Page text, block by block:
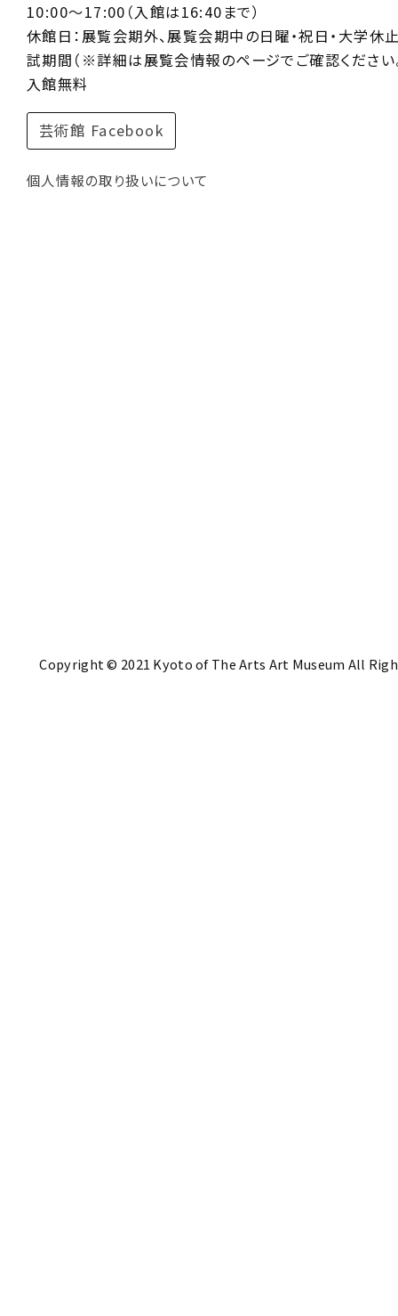
10:00〜17:00（入館は16:40まで）
休館日：展覧会期外、展覧会期中の日曜・祝日・大学休
試期間（※詳細は展覧会情報のページでご確認ください
入館無料
芸術館 Facebook
個人情報の取り扱いについて
Copyright © 2021 Kyoto of The Arts Art Museum All